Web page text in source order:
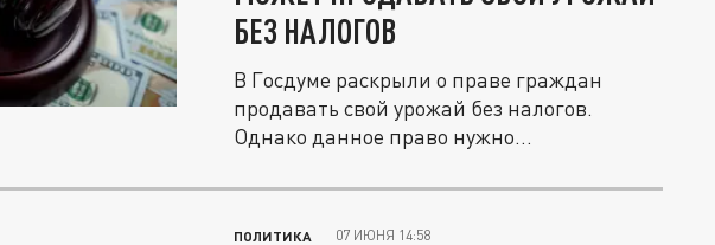
БЕЗ НАЛОГОВ
В Госдуме раскрыли о праве граждан
продавать свой урожай без налогов.
Однако данное право нужно
ПОЛИТИКА 07 ИЮНЯ 14:58